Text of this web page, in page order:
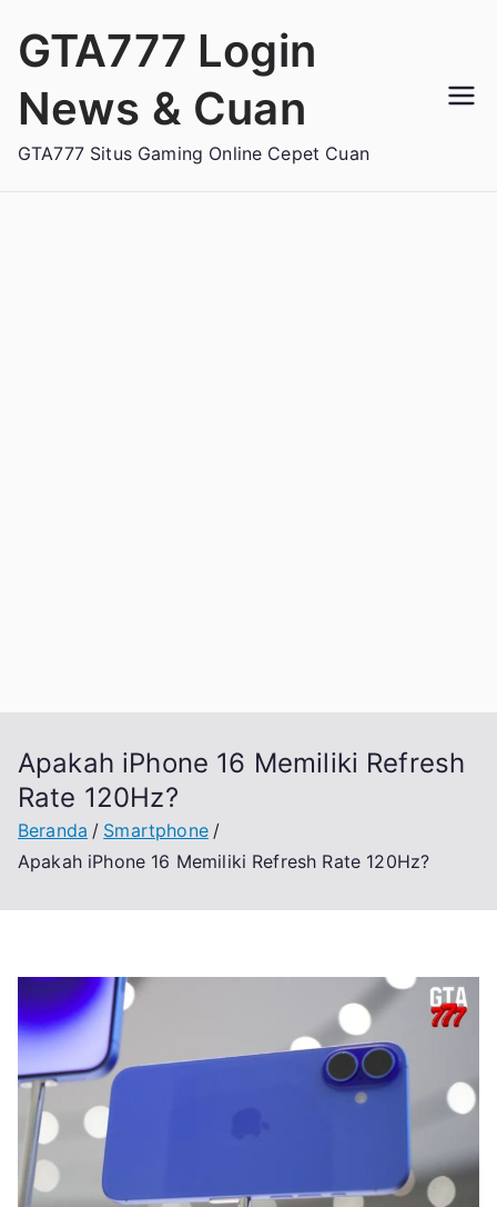
GTA777 Login
News & Cuan
GTA777 Situs Gaming Online Cepet Cuan
Apakah iPhone 16 Memiliki Refresh
Rate 120Hz?
Beranda
Smartphone
Apakah iPhone 16 Memiliki Refresh Rate 120Hz?